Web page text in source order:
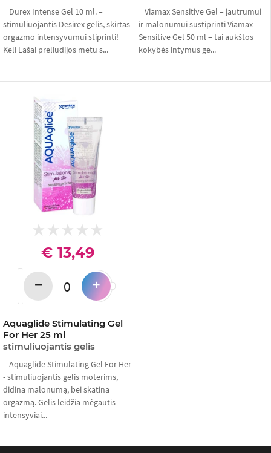
Durex Intense Gel 10 ml. –
stimuliuojantis Desirex gelis, skirtas
orgazmo intensyvumui stiprinti!
Keli Lašai preliudijos metu s...
Viamax Sensitive Gel – jautrumui
ir malonumui sustiprinti Viamax
Sensitive Gel 50 ml – tai aukštos
kokybės intymus ge...
Aquaglide Stimulating Gel
For Her 25 ml
stimuliuojantis gelis
€ 13,49
− +
Aquaglide Stimulating Gel For Her
- stimuliuojantis gelis moterims,
didina malonumą, bei skatina
orgazmą. Gelis leidžia mėgautis
intensyviai...